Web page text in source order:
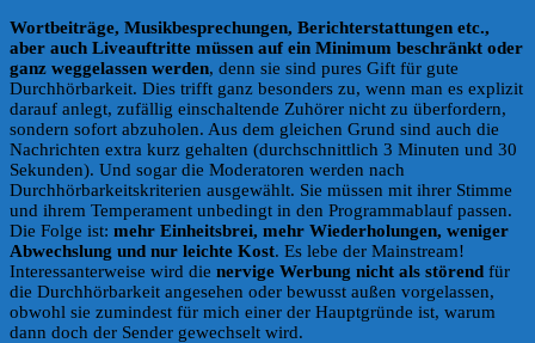
Wortbeiträge, Musikbesprechungen, Berichterstattungen etc.,
aber auch Liveauftritte müssen auf ein Minimum beschränkt oder
ganz weggelassen werden, denn sie sind pures Gift für gute
Durchhörbarkeit. Dies trifft ganz besonders zu, wenn man es explizit
darauf anlegt, zufällig einschaltende Zuhörer nicht zu überfordern,
sondern sofort abzuholen. Aus dem gleichen Grund sind auch die
Nachrichten extra kurz gehalten (durchschnittlich 3 Minuten und 30
Sekunden). Und sogar die Moderatoren werden nach
Durchhörbarkeitskriterien ausgewählt. Sie müssen mit ihrer Stimme
und ihrem Temperament unbedingt in den Programmablauf passen.
Die Folge ist: mehr Einheitsbrei, mehr Wiederholungen, weniger
Abwechslung und nur leichte Kost. Es lebe der Mainstream!
Interessanterweise wird die nervige Werbung nicht als störend für
die Durchhörbarkeit angesehen oder bewusst außen vorgelassen,
obwohl sie zumindest für mich einer der Hauptgründe ist, warum
dann doch der Sender gewechselt wird.